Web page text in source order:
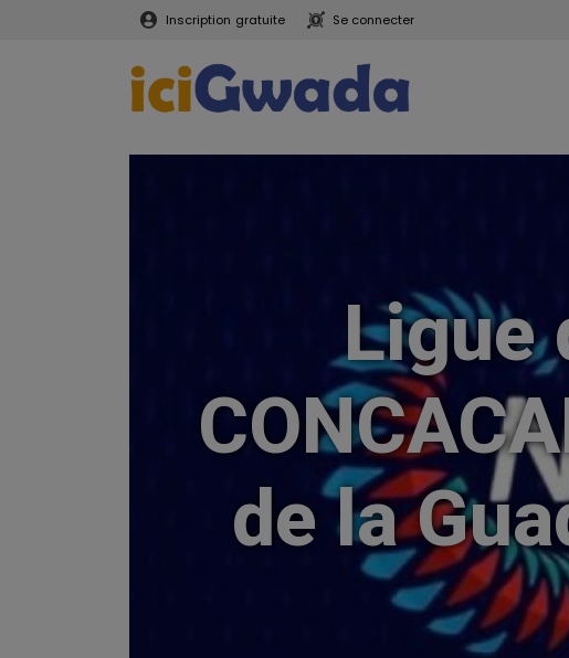
Inscription gratuite Se connecter
Ligue
de la